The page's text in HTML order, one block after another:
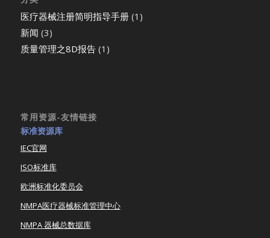
医疗器械注册简明指导手册(1)
新闻 (3)
质量管理之8D报告(1)
常用资源-友情链接
标准资源库
IEC官网
ISO标准库
欧洲标准化委员会
NMPA医疗器械标准管理中心
NMPA 器械总数据库